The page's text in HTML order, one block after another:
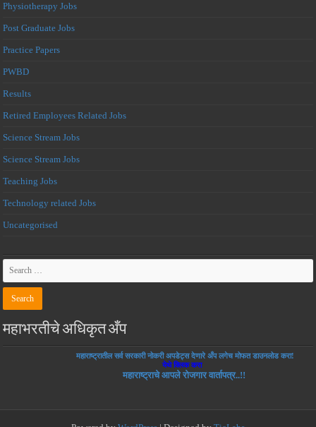
Physiotherapy Jobs
Post Graduate Jobs
Practice Papers
PWBD
Results
Retired Employees Related Jobs
Science Stream Jobs
Science Stream Jobs
Teaching Jobs
Technology related Jobs
Uncategorised
महाभरतीचे अधिकृत अँप
महाराष्ट्रातील सर्व सरकारी नोकरी अपडेट्स देणारे अँप लगेच मोफत डाउनलोड करा!
येथे क्लिक करा
महाराष्ट्राचे आपले रोजगार वार्तापत्र..!!